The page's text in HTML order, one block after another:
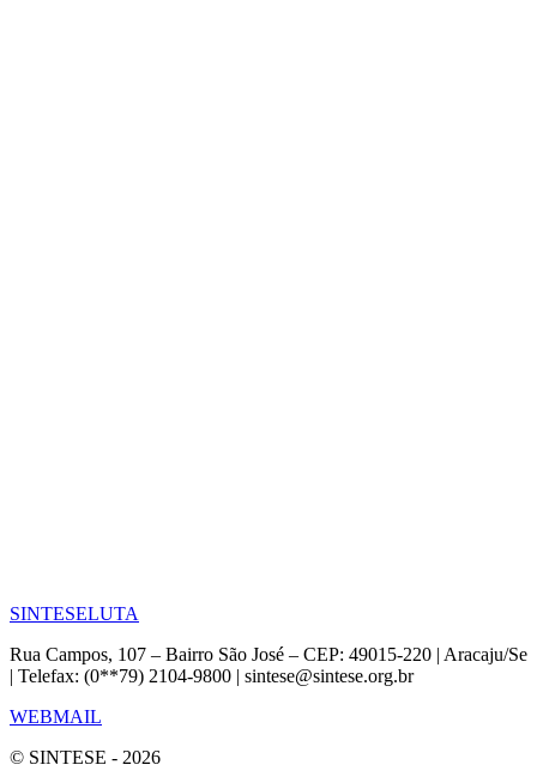
SINTESELUTA
Rua Campos, 107 – Bairro São José – CEP: 49015-220 | Aracaju/Se
| Telefax: (0**79) 2104-9800 | sintese@sintese.org.br
WEBMAIL
© SINTESE - 2026